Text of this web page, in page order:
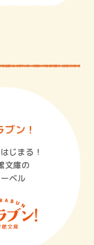
ブン！
じまる！
文庫の
ベル